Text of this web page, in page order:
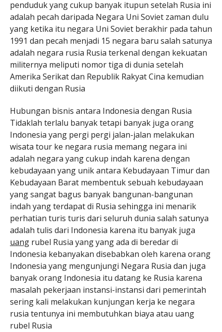
penduduk yang cukup banyak itupun setelah Rusia ini
adalah pecah daripada Negara Uni Soviet zaman dulu
yang ketika itu negara Uni Soviet berakhir pada tahun
1991 dan pecah menjadi 15 negara baru salah satunya
adalah negara rusia Rusia terkenal dengan kekuatan
militernya meliputi nomor tiga di dunia setelah
Amerika Serikat dan Republik Rakyat Cina kemudian
diikuti dengan Rusia
Hubungan bisnis antara Indonesia dengan Rusia
Tidaklah terlalu banyak tetapi banyak juga orang
Indonesia yang pergi pergi jalan-jalan melakukan
wisata tour ke negara rusia memang negara ini
adalah negara yang cukup indah karena dengan
kebudayaan yang unik antara Kebudayaan Timur dan
Kebudayaan Barat membentuk sebuah kebudayaan
yang sangat bagus banyak bangunan-bangunan
indah yang terdapat di Rusia sehingga ini menarik
perhatian turis turis dari seluruh dunia salah satunya
adalah tulis dari Indonesia karena itu banyak juga
uang rubel Rusia yang yang ada di beredar di
Indonesia kebanyakan disebabkan oleh karena orang
Indonesia yang mengunjungi Negara Rusia dan juga
banyak orang Indonesia itu datang ke Rusia karena
masalah pekerjaan instansi-instansi dari pemerintah
sering kali melakukan kunjungan kerja ke negara
rusia tentunya ini membutuhkan biaya atau uang
rubel Rusia